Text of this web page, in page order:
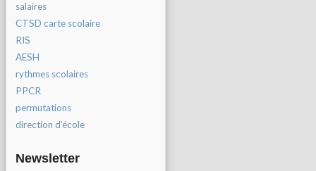
salaires
CTSD carte scolaire
RIS
AESH
rythmes scolaires
PPCR
permutations
direction d'école
Newsletter